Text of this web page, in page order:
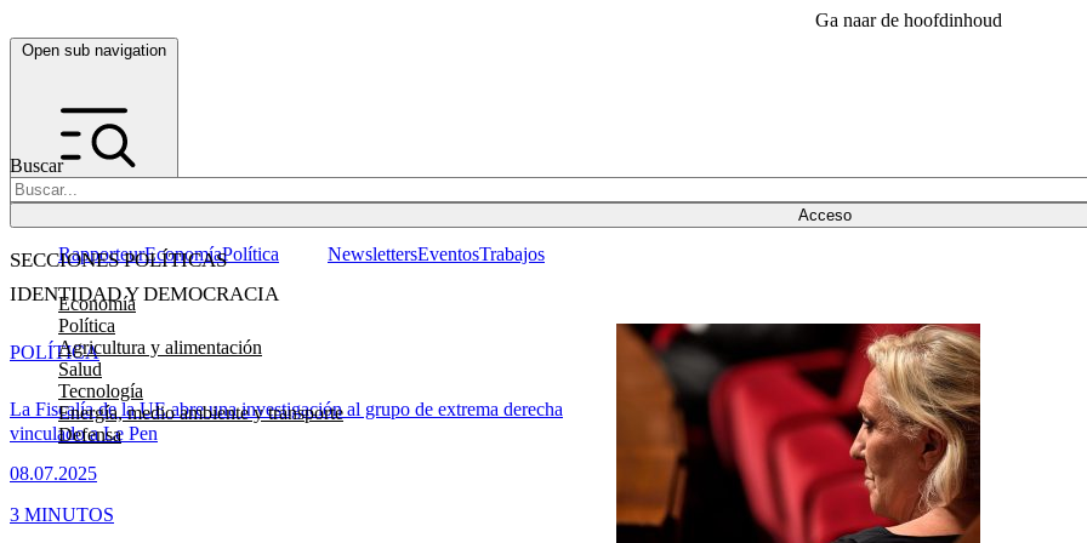
Ga naar de hoofdinhoud
Open sub navigation
Buscar
Acceso
SECCIONES POLÍTICAS
Economía
Política
Agricultura y alimentación
Salud
Tecnología
Energía, medio ambiente y transporte
Defensa
RapporteurEconomíaPolítica NewslettersEventosTrabajos
IDENTIDAD Y DEMOCRACIA
La Fiscalía de la UE abre una investigación al grupo de extrema derecha
vinculado a Le Pen
08.07.2025
POLÍTICA
3 MINUTOS